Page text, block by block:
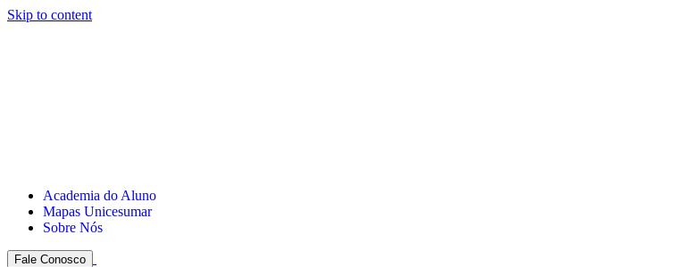
Skip to content
Academia do Aluno
Mapas Unicesumar
Sobre Nós
Fale Conosco